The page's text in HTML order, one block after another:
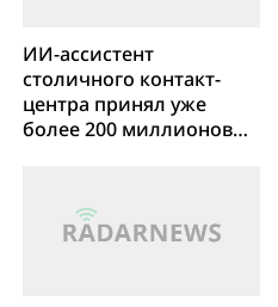
ИИ-ассистент
столичного контакт-
центра принял уже
более 200 миллионов